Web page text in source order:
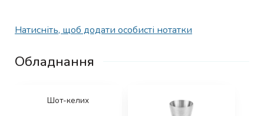
Натисніть, щоб додати особисті нотатки
Обладнання
Шот-келих